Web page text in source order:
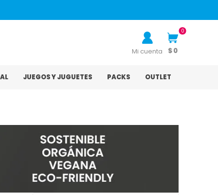
Mi cuenta
0
$ 0
JUEGOS Y JUGUETES PACKS OUTLET